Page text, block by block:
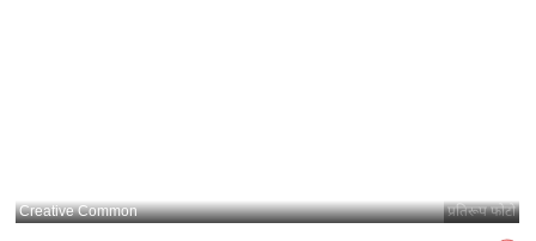
ष्ट्री
प्रतिरूप फोटो
Creative Common